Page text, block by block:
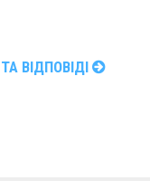
ВІДПОВІДІ